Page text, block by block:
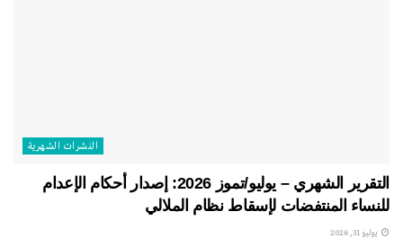
النشرات الشهریة
التقرير الشهري – يوليو/تموز 2026: إصدار أحكام الإعدام
للنساء المنتفضات لإسقاط نظام الملالي
يوليو 31, 2026